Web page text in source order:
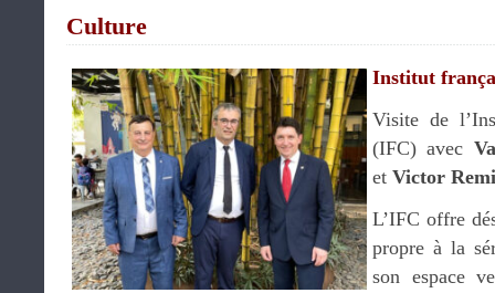
Culture
Institut
Visite de
(IFC) avec
et Victor
L’IFC offre
propre à la
son espace